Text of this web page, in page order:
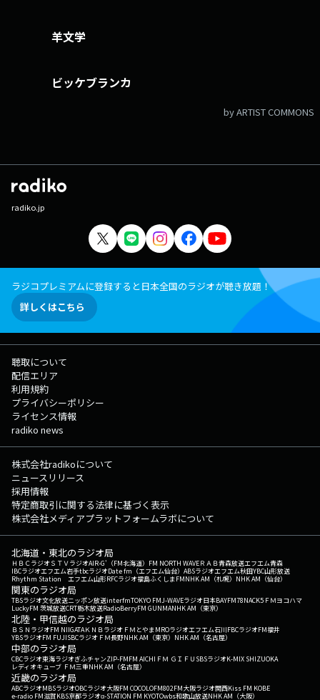
羊文学
ビッケブランカ
by ARTIST COMMONS
radiko.jp
ラジコプレミアムに登録すると日本全国のラジオが聴き放題！
詳しくはこちら
聴取について
配信エリア
利用規約
プライバシーポリシー
ライセンス情報
radiko news
株式会社radikoについて
ニュースリリース
採用情報
特定商取引に関する法律に基づく表示
株式会社メディアプラットフォームラボについて
北海道・東北のラジオ局
ＨＢＣラジオＳＴＶラジオAIR-G'（FM北海道） FM NORTH WAVEＲＡＢ青森放送エフエム青森
IBCラジオエフエム岩手tbcラジオDate fm（エフエム仙台） ABSラジオエフエム秋田YBC山形放送
Rhythm Station エフエム山形RFCラジオ福島ふくしまFMNHK AM（札幌） NHK AM（仙台）
関東のラジオ局
TBSラジオ文化放送ニッポン放送interfmTOKYO FMJ-WAVEラジオ日本BAYFM78NACK5 ＦＭヨコハマ
LuckyFM 茨城放送CRT栃木放送RadioBerryFM GUNMANHK AM（東京）
北陸・甲信越のラジオ局
ＢＳＮラジオFM NIIGATAＫＮＢラジオ ＦＭとやまMROラジオエフエム石川FBCラジオFM福井
YBSラジオFM FUJISBCラジオ ＦＭ長野NHK AM（東京） NHK AM（名古屋）
中部のラジオ局
CBCラジオ東海ラジオぎふチャンZIP-FMFM AICHI ＦＭ ＧＩＦＵ SBSラジオK-MIX SHIZUOKA
レディオキューブ ＦＭ三重NHK AM（名古屋）
近畿のラジオ局
ABCラジオMBSラジオOBCラジオ大阪FM COCOLOFM802FM大阪ラジオ関西Kiss FM KOBE
e-radio FM滋賀KBS京都ラジオα-STATION FM KYOTOwbs和歌山放送NHK AM（大阪）